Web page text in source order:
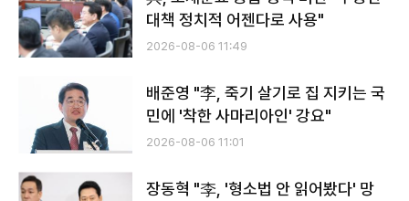
대책 정치적 어젠다로 사용"
2026-08-06 11:49
배준영 "李, 죽기 살기로 집 지키는 국
민에 '착한 사마리아인' 강요"
2026-08-06 11:01
장동혁 "李, '형소법 안 읽어봤다' 망